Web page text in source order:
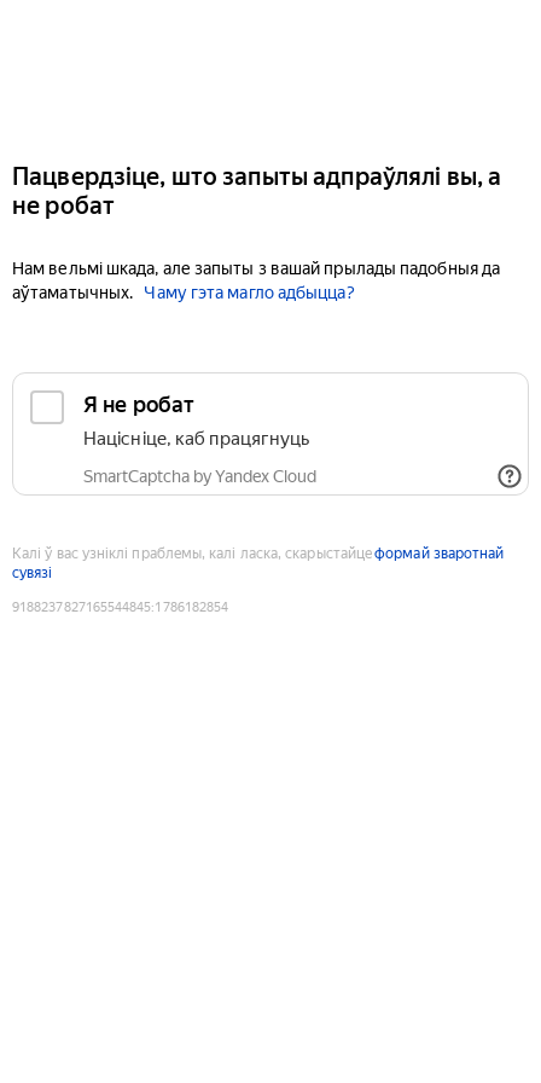
Пацвердзіце, што запыты адпраўлялі вы, а
не робат
Нам вельмі шкада, але запыты з вашай прылады падобныя да
аўтаматычных.
Чаму гэта магло адбыцца?
Я не робат
Націсніце, каб працягнуць
SmartCaptcha by Yandex Cloud
Калі ў вас узніклі праблемы, калі ласка, скарыстайцеформай зваротнай
сувязі
9188237827165544845:1786182854